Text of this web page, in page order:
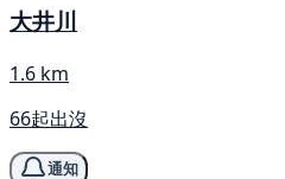
大井川
1.6 km
66起出沒
通知